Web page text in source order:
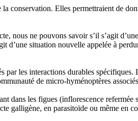
conservation. Elles permettraient de
nous ne pouvons savoir s’il s’agit
d’une situation nouvelle appelée à
les interactions durables spécifiques.
de micro-hyménoptères
dans les figues (inflorescence refermée
galligène, en parasitoïde ou même en